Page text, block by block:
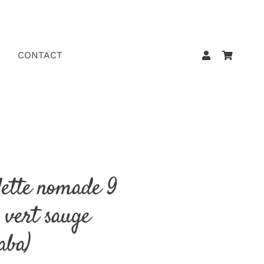
CONTACT
nomade 9
sauge